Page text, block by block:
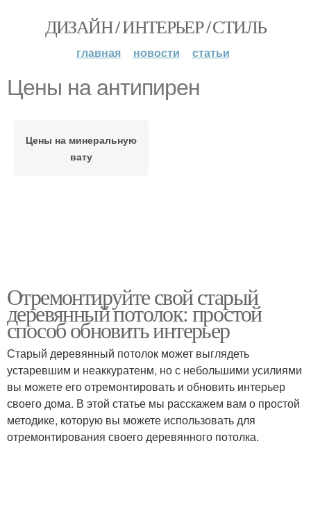
ДИЗАЙН / ИНТЕРЬЕР / СТИЛЬ
главная новости статьи
Цены на антипирен
Цены на минеральную
вату
Отремонтируйте свой старый
деревянный потолок: простой
способ обновить интерьер
Старый деревянный потолок может выглядеть
устаревшим и неаккуратенм, но с небольшими усилиями
вы можете его отремонтировать и обновить интерьер
своего дома. В этой статье мы расскажем вам о простой
методике, которую вы можете использовать для
отремонтирования своего деревянного потолка.